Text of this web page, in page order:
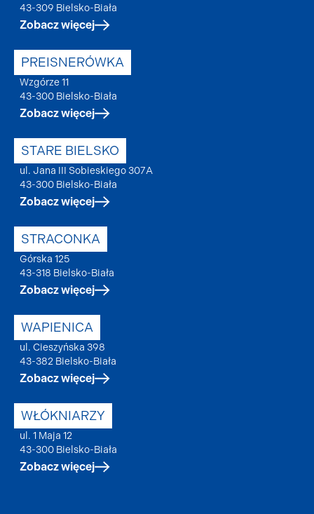
43-309 Bielsko-Biała
Zobacz więcej
PREISNERÓWKA
Wzgórze 11
43-300 Bielsko-Biała
Zobacz więcej
STARE BIELSKO
ul. Jana III Sobieskiego 307A
43-300 Bielsko-Biała
Zobacz więcej
STRACONKA
Górska 125
43-318 Bielsko-Biała
Zobacz więcej
WAPIENICA
ul. Cieszyńska 398
43-382 Bielsko-Biała
Zobacz więcej
WŁÓKNIARZY
ul. 1 Maja 12
43-300 Bielsko-Biała
Zobacz więcej